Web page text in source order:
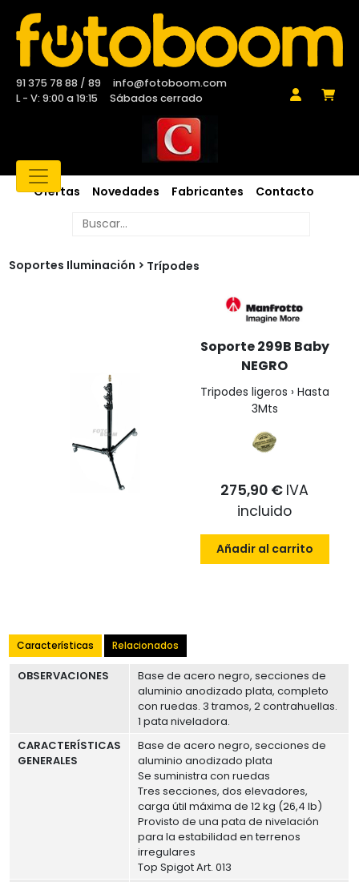
91 375 78 88 / 89
info@fotoboom.com
L - V: 9:00 a 19:15
Sábados cerrado
Ofertas Novedades Fabricantes Contacto
Soportes Iluminación Trípodes
Soporte 299B Baby
NEGRO
Tripodes ligeros › Hasta
3Mts
275,90 € IVA
incluido
Añadir al carrito
Características Relacionados
OBSERVACIONES
Base de acero negro, secciones de
aluminio anodizado plata, completo
con ruedas. 3 tramos, 2 contrahuellas.
1 pata niveladora.
CARACTERÍSTICAS
GENERALES
Base de acero negro, secciones de
aluminio anodizado plata
Se suministra con ruedas
Tres secciones, dos elevadores,
carga útil máxima de 12 kg (26,4 lb)
Provisto de una pata de nivelación
para la estabilidad en terrenos
irregulares
Top Spigot Art. 013